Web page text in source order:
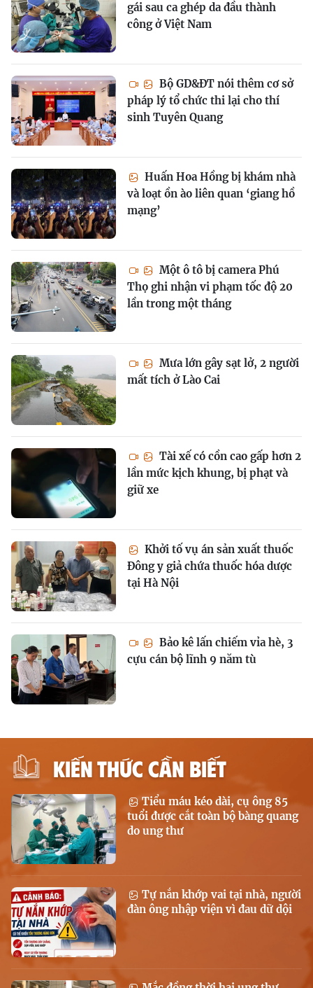
gái sau ca ghép da đầu thành
công ở Việt Nam
Bộ GD&ĐT nói thêm cơ sở
pháp lý tổ chức thi lại cho thí
sinh Tuyên Quang
Huấn Hoa Hồng bị khám nhà
và loạt ồn ào liên quan ‘giang hồ
mạng’
Một ô tô bị camera Phú
Thọ ghi nhận vi phạm tốc độ 20
lần trong một tháng
Mưa lớn gây sạt lở, 2 người
mất tích ở Lào Cai
Tài xế có cồn cao gấp hơn 2
lần mức kịch khung, bị phạt và
giữ xe
Khởi tố vụ án sản xuất thuốc
Đông y giả chứa thuốc hóa dược
tại Hà Nội
Bảo kê lấn chiếm vỉa hè, 3
cựu cán bộ lĩnh 9 năm tù
KIẾN THỨC CẦN BIẾT
Tiểu máu kéo dài, cụ ông 85
tuổi được cắt toàn bộ bàng quang
do ung thư
Tự nắn khớp vai tại nhà, người
đàn ông nhập viện vì đau dữ dội